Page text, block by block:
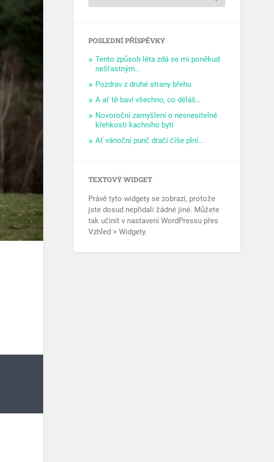
POSLEDNÍ PŘÍSPĚVKY
Tento způsob léta zdá se mi poněkud
nešťastným…
Pozdrav z druhé strany břehu
A ať tě baví všechno, co děláš…
Novoroční zamyšlení o nesnesitelné
křehkosti kachního bytí
Ať vánoční punč dračí číše plní…
TEXTOVÝ WIDGET
Právě tyto widgety se zobrazí, protože
jste dosud nepřidali žádné jiné. Můžete
tak učinit v nastavení WordPressu přes
Vzhled > Widgety.